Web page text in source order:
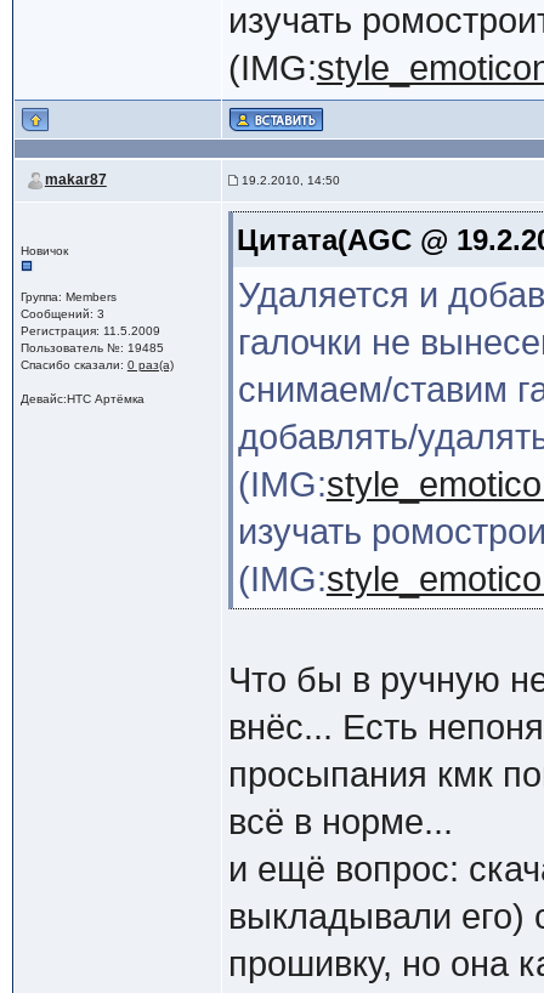
изучать
(IMG:
makar87 19.2.2010, 14:50
Новичок
Группа: Members
Сообщений: 3
Регистрация: 11.5.2009
Пользователь №: 19485
Спасибо сказали: 0 раз(а)
Девайс:HTC Артёмка
Цитата(AGC @
Удаляется и
галочки не
снимаем/ставим
добавлять/
(IMG:
изучать
(IMG:
Что бы в ручную
внёс... Есть
просыпания кмк
всё в норме...
и ещё вопрос:
выкладывали его)
прошивку, но она